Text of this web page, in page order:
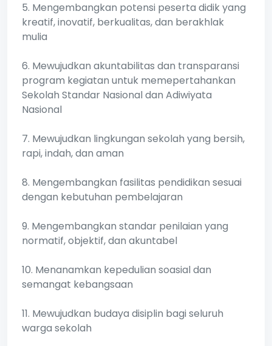
5. Mengembangkan potensi peserta didik yang
kreatif, inovatif, berkualitas, dan berakhlak
mulia
6. Mewujudkan akuntabilitas dan transparansi
program kegiatan untuk memepertahankan
Sekolah Standar Nasional dan Adiwiyata
Nasional
7. Mewujudkan lingkungan sekolah yang bersih,
rapi, indah, dan aman
8. Mengembangkan fasilitas pendidikan sesuai
dengan kebutuhan pembelajaran
9. Mengembangkan standar penilaian yang
normatif, objektif, dan akuntabel
10. Menanamkan kepedulian soasial dan
semangat kebangsaan
11. Mewujudkan budaya disiplin bagi seluruh
warga sekolah